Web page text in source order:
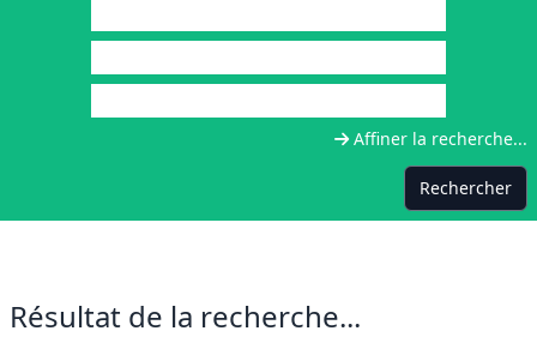
Affiner la recherche...
Rechercher
Résultat de la recherche...